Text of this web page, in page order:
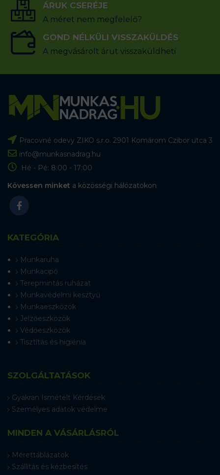
ÁRUK CSERÉJE
A méret nem megfelelő?
GOND NÉLKÜLI VISSZAKÜLDÉS
A megvásárolt árut visszaküldheti
Pracovné odevy ZIKO s.r.o. 2901 Komárom Czibor utca 3
info@munkasnadrag.hu
Hé - Pé: 8:00 - 17:00
Kövessen minket a közösségi hálózatokon
KATEGÓRIA
Munkaruha
Munkacipő
Terepmintás ruházat
Munkavédelmi kesztyű
Munkaeszközök
Jelzőeszközök
Védőeszközök
Tisztítás és higiénia
SZOLGÁLTATÁSOK
Gyakran Ismételt Kérdések
Személyes adatok védelme
MINDEN A VÁSÁRLÁSRÓL
Mérettáblázatok
Szállítás és kézbesítés